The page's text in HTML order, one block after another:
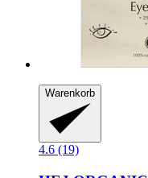
Warenkorb
4.6 (19)